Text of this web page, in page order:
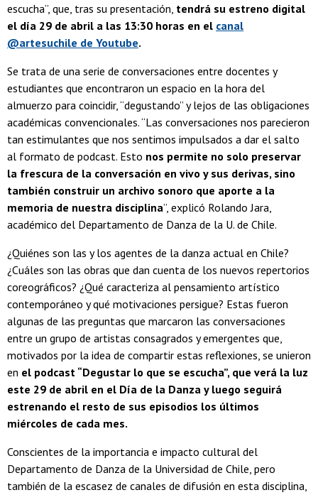
escucha”, que, tras su presentación, tendrá su estreno digital
el día 29 de abril a las 13:30 horas en el canal
@artesuchile de Youtube.
Se trata de una serie de conversaciones entre docentes y
estudiantes que encontraron un espacio en la hora del
almuerzo para coincidir, “degustando” y lejos de las obligaciones
académicas convencionales. “Las conversaciones nos parecieron
tan estimulantes que nos sentimos impulsados a dar el salto
al formato de podcast. Esto nos permite no solo preservar
la frescura de la conversación en vivo y sus derivas, sino
también construir un archivo sonoro que aporte a la
memoria de nuestra disciplina”, explicó Rolando Jara,
académico del Departamento de Danza de la U. de Chile.
¿Quiénes son las y los agentes de la danza actual en Chile?
¿Cuáles son las obras que dan cuenta de los nuevos repertorios
coreográficos? ¿Qué caracteriza al pensamiento artístico
contemporáneo y qué motivaciones persigue? Estas fueron
algunas de las preguntas que marcaron las conversaciones
entre un grupo de artistas consagrados y emergentes que,
motivados por la idea de compartir estas reflexiones, se unieron
en el podcast “Degustar lo que se escucha”, que verá la luz
este 29 de abril en el Día de la Danza y luego seguirá
estrenando el resto de sus episodios los últimos
miércoles de cada mes.
Conscientes de la importancia e impacto cultural del
Departamento de Danza de la Universidad de Chile, pero
también de la escasez de canales de difusión en esta disciplina,